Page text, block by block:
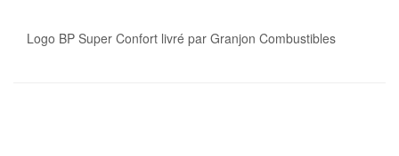
Logo BP Super Confort livré par Granjon Combustibles